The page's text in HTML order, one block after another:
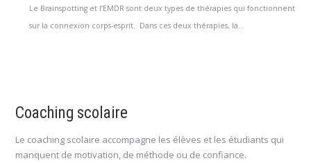
Le Brainspotting et l’EMDR sont deux types de thérapies qui fonctionnent
sur la connexion corps-esprit. Dans ces deux thérapies, la...
Coaching scolaire
Le coaching scolaire accompagne les élèves et les étudiants qui
manquent de motivation, de méthode ou de confiance.